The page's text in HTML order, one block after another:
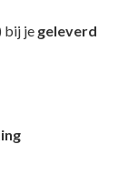
bij je geleverd